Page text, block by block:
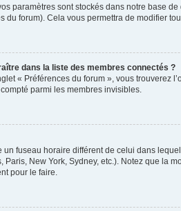
paramètres sont stockés dans notre base
du forum). Cela vous permettra de modifier
dans la liste des membres connectés ?
« Préférences du forum », vous trouverez
parmi les membres invisibles.
un fuseau horaire différent de celui dans
New York, Sydney, etc.). Notez que la
pour le faire.